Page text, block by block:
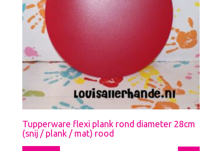
Tupperware flexi plank rond diameter 28cm
(snij / plank / mat) rood